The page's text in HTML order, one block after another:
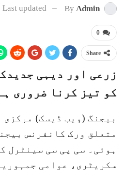
By Admin
Last updated
0
Share
زرعی اور دیہی
کو تیز کرنا ضروری
بیجنگ (ویب ڈیسک) مرکزی
متعلق ورک کانفرنس
ہوئی۔ سی پی سی سینٹرل
سکریٹری، عوامی